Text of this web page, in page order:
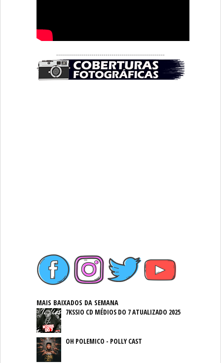
-------------------------------------------------------
MAIS BAIXADOS DA SEMANA
7KSSIO CD MÉDIOS DO 7 ATUALIZADO 2025
OH POLEMICO - POLLY CAST